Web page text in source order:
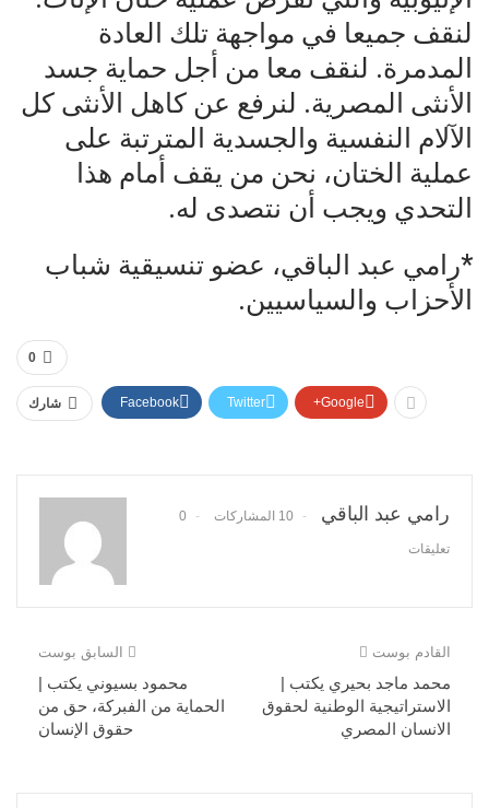
لنقف جميعا في مواجهة تلك العادة
المدمرة. لنقف معا من أجل حماية جسد
الأنثى المصرية. لنرفع عن كاهل الأنثى كل
الآلام النفسية والجسدية المترتبة على
عملية الختان، نحن من يقف أمام هذا
التحدي ويجب أن نتصدى له.
*رامي عبد الباقي، عضو تنسيقية شباب
الأحزاب والسياسيين.
0
شارك Facebook Twitter Google+
رامي عبد الباقي 10 المشاركات 0
تعليقات
السابق بوست
محمود بسيوني يكتب |
الحماية من الفبركة، حق من
حقوق الإنسان
القادم بوست
محمد ماجد بحيري يكتب |
الاستراتيجية الوطنية لحقوق
الانسان المصري